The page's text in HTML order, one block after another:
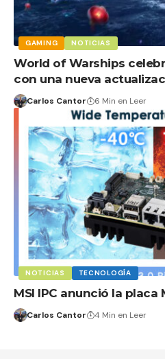
GAMING NOTICIAS
World of Warships
con una nueva
Carlos Cantor 6 Min en Leer
NOTICIAS TECNOLOGÍA
MSI IPC anunció la placa
Carlos Cantor 4 Min en Leer